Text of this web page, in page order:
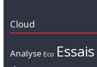
Cloud
Analyse Eco Essais